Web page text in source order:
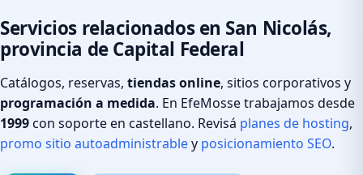
Servicios relacionados en San Nicolás,
provincia de Capital Federal
Catálogos, reservas, tiendas online, sitios corporativos y
programación a medida. En EfeMosse trabajamos desde
1999con soporte en castellano. Revisá planes de hosting,
promo sitio autoadministrabley posicionamiento SEO.